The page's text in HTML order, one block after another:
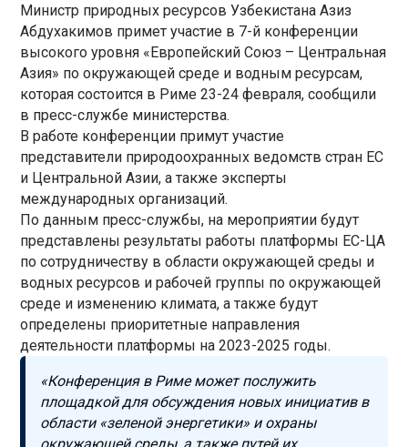
Министр природных ресурсов Узбекистана Азиз
Абдухакимов примет участие в 7-й конференции
высокого уровня «Европейский Союз – Центральная
Азия» по окружающей среде и водным ресурсам,
которая состоится в Риме 23-24 февраля, сообщили
в пресс-службе министерства.
В работе конференции примут участие
представители природоохранных ведомств стран ЕС
и Центральной Азии, а также эксперты
международных организаций.
По данным пресс-службы, на мероприятии будут
представлены результаты работы платформы ЕС-ЦА
по сотрудничеству в области окружающей среды и
водных ресурсов и рабочей группы по окружающей
среде и изменению климата, а также будут
определены приоритетные направления
деятельности платформы на 2023-2025 годы.
«Конференция в Риме может послужить
площадкой для обсуждения новых инициатив в
области «зеленой энергетики» и охраны